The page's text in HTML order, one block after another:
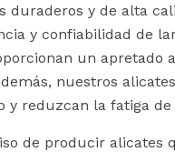
y de alta
y confiabilidad de
un apretado
nuestros
reduzcan la fatiga de
de producir alicates